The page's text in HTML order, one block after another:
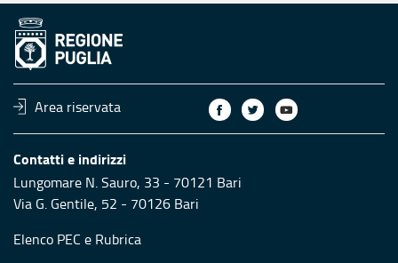
Area riservata
Contatti e indirizzi
Lungomare N. Sauro, 33 - 70121 Bari
Via G. Gentile, 52 - 70126 Bari
Elenco PEC e Rubrica